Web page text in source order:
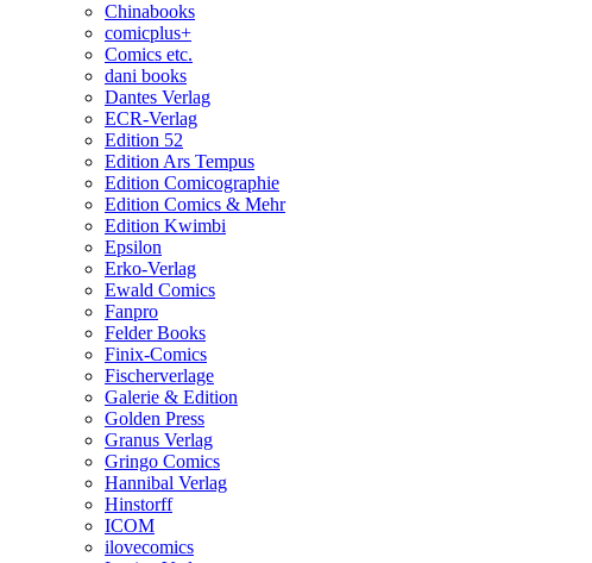
Chinabooks
comicplus+
Comics etc.
dani books
Dantes Verlag
ECR-Verlag
Edition 52
Edition Ars Tempus
Edition Comicographie
Edition Comics & Mehr
Edition Kwimbi
Epsilon
Erko-Verlag
Ewald Comics
Fanpro
Felder Books
Finix-Comics
Fischerverlage
Galerie & Edition
Golden Press
Granus Verlag
Gringo Comics
Hannibal Verlag
Hinstorff
ICOM
ilovecomics